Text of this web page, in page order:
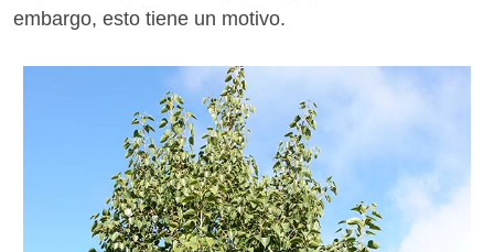
embargo, esto tiene un motivo.